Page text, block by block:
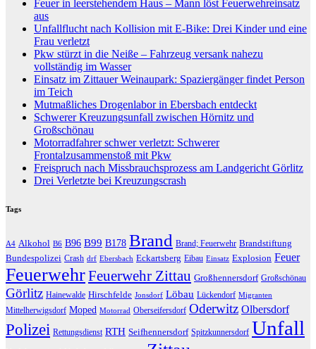
Feuer in leerstehendem Haus – Mann löst Feuerwehreinsatz
aus
Unfallflucht nach Kollision mit E-Bike: Drei Kinder und eine
Frau verletzt
Pkw stürzt in die Neiße – Fahrzeug versank nahezu
vollständig im Wasser
Einsatz im Zittauer Weinaupark: Spaziergänger findet Person
im Teich
Mutmaßliches Drogenlabor in Ebersbach entdeckt
Schwerer Kreuzungsunfall zwischen Hörnitz und
Großschönau
Motorradfahrer schwer verletzt: Schwerer
Frontalzusammenstoß mit Pkw
Freispruch nach Missbrauchsprozess am Landgericht Görlitz
Drei Verletzte bei Kreuzungscrash
Tags
A4 Alkohol B6 B96 B99 B178 Brand Brand; Feuerwehr Brandstiftung
Bundespolizei Crash drf Ebersbach Eckartsberg Eibau Einsatz Explosion Feuer
FeuerwehrFeuerwehr Zittau Großhennersdorf Großschönau
Görlitz Hainewalde Hirschfelde Jonsdorf Löbau Lückendorf Migranten
Mittelherwigsdorf Moped Motorrad Oberseifersdorf Oderwitz Olbersdorf
Polizei Rettungsdienst RTH Seifhennersdorf Spitzkunnersdorf Unfall